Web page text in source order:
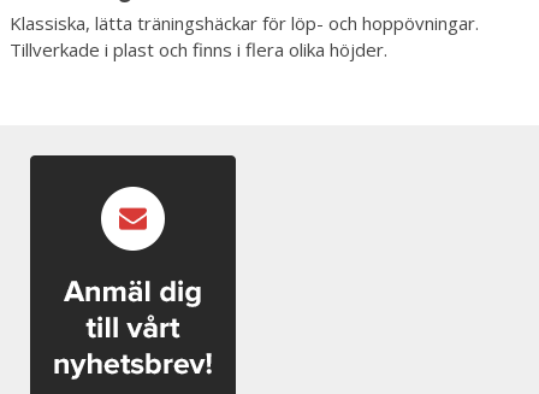
Klassiska, lätta träningshäckar för löp- och hoppövningar.
Tillverkade i plast och finns i flera olika höjder.